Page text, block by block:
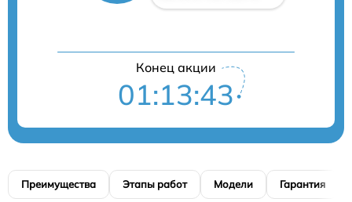
Конец акции
01:13:42
Преимущества Этапы работ Модели Гарантия